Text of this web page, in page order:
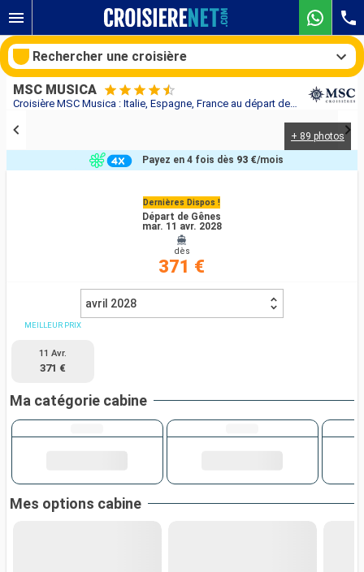
Croisière MSC Musica : Italie, Espagne, France au départ de Gênes
MSC MUSICA
+ 89 photos
Dernières Dispos !
Départ de Gênes
mar. 11 avr. 2028
dès
371 €
Payez en 4 fois dès 93 €/mois
avril 2028
MEILLEUR PRIX
11 Avr.
371 €
Ma catégorie cabine
Mes options cabine
Rechercher une croisière
Compagnies
Rechercher